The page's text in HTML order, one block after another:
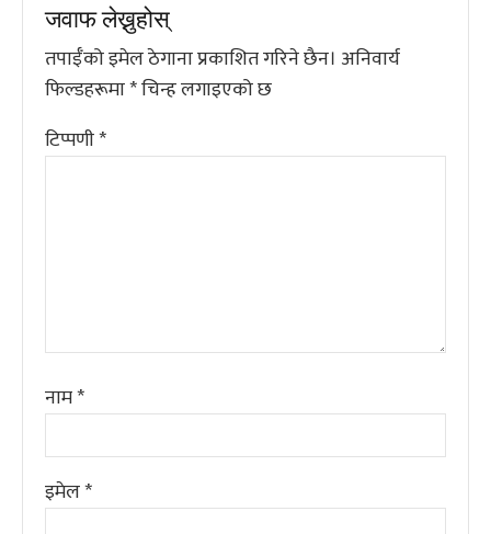
जवाफ लेख्नुहोस्
तपाईँको इमेल ठेगाना प्रकाशित गरिने छैन। अनिवार्य
फिल्डहरूमा*चिन्ह लगाइएको छ
टिप्पणी*
नाम*
इमेल*